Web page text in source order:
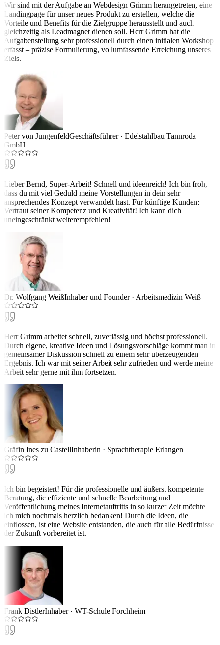
Wir sind mit der Aufgabe an Webdesign Grimm herangetreten, eine
Landingpage für unser neues Produkt zu erstellen, welche die
Vorteile und Benefits für die Zielgruppe herausstellt und auch
gleichzeitig als Leadmagnet dienen soll. Herr Grimm hat die
Aufgabenstellung sehr professionell durch einen initialen Workshop
erfasst – präzise Formulierung, vollumfassende Erreichung unseres
Ziels.
Peter von JungenfeldGeschäftsführer· Edelstahlbau Tannroda
GmbH
Lieber Bernd, Super-Arbeit! Schnell und ideenreich! Ich bin froh,
dass du mit viel Geduld meine Vorstellungen in dein sehr
ansprechendes Konzept verwandelt hast. Für künftige Kunden:
Vertraut seiner Kompetenz und Kreativität! Ich kann dich
uneingeschränkt weiterempfehlen!
Dr. Wolfgang WeißInhaber und Founder· Arbeitsmedizin Weiß
Herr Grimm arbeitet schnell, zuverlässig und höchst professionell.
Durch eigene, kreative Ideen und Lösungsvorschläge kommt man in
gemeinsamer Diskussion schnell zu einem sehr überzeugenden
Ergebnis. Ich war mit seiner Arbeit sehr zufrieden und werde meine
Arbeit sehr gerne mit ihm fortsetzen.
Gräfin Ines zu CastellInhaberin · Sprachtherapie Erlangen
Ich bin begeistert! Für die professionelle und äußerst kompetente
Beratung, die effiziente und schnelle Bearbeitung und
Veröffentlichung meines Internetauftritts in so kurzer Zeit möchte
ich mich nochmals herzlich bedanken! Durch die Ideen, die
einflossen, ist eine Website entstanden, die auch für alle Bedürfnisse
der Zukunft vorbereitet ist.
Frank DistlerInhaber· WT-Schule Forchheim